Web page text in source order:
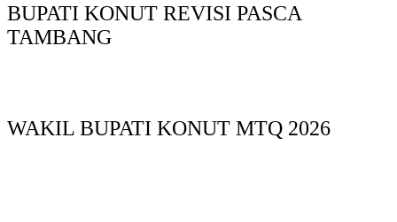
BUPATI KONUT REVISI PASCA
TAMBANG
WAKIL BUPATI KONUT MTQ 2026